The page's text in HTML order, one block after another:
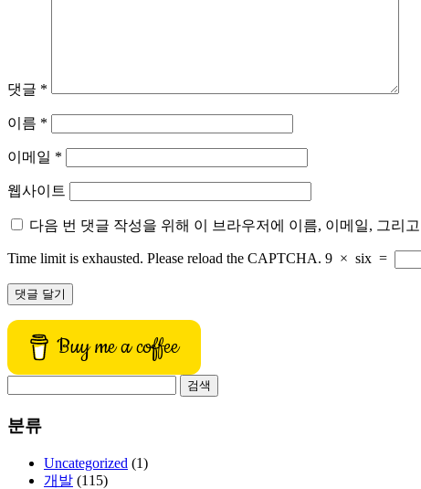
댓글 *
이름 *
이메일 *
웹사이트
다음 번 댓글 작성을 위해 이 브라우저에 이름, 이메일, 그리
Time limit is exhausted. Please reload the CAPTCHA. 9 × six =
Buy me a coffee
분류
Uncategorized (1)
개발 (115)